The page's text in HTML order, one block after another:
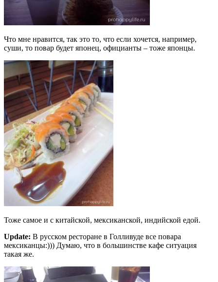
Что мне нравится, так это то, что если хочется, например,
суши, то повар будет японец, официанты – тоже японцы.
Тоже самое и с китайской, мексиканской, индийской едой.
Update: В русском ресторане в Голливуде все повара
мексиканцы:))) Думаю, что в большинстве кафе ситуация
такая же.